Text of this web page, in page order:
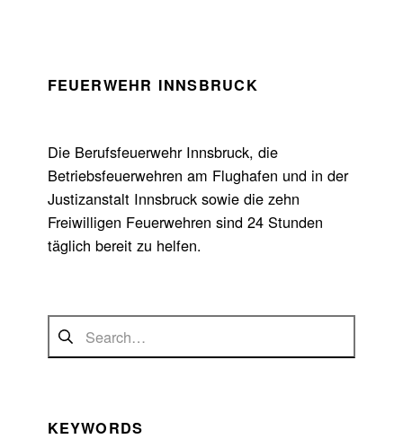
FEUERWEHR INNSBRUCK
Die Berufsfeuerwehr Innsbruck, die
Betriebsfeuerwehren am Flughafen und in der
Justizanstalt Innsbruck sowie die zehn
Freiwilligen Feuerwehren sind 24 Stunden
täglich bereit zu helfen.
Suchen nach:
KEYWORDS